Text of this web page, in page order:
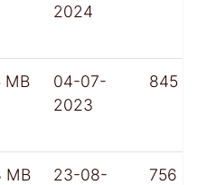
2024
MB
04-07-
2023
845
MB
23-08-
756